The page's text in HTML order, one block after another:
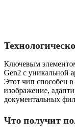
Ключевым
Gen2 с уникальной
Этот чип способен
изображение,
документальных
Что получит